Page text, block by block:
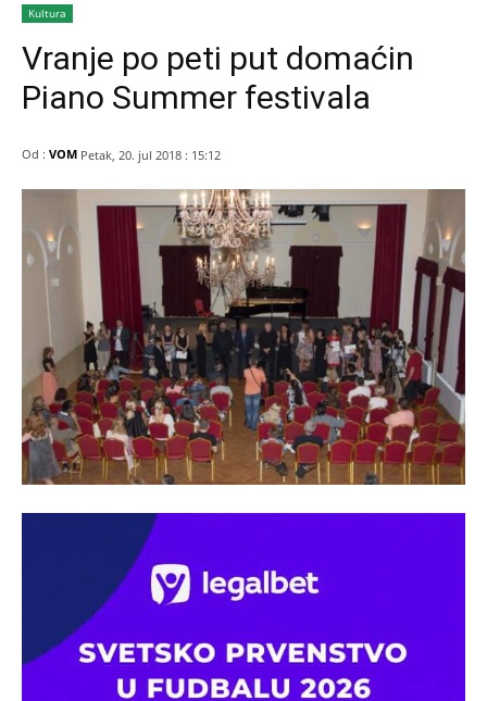
Kultura
Vranje po peti put domaćin
Piano Summer festivala
Od : VOM Petak, 20. jul 2018 : 15:12